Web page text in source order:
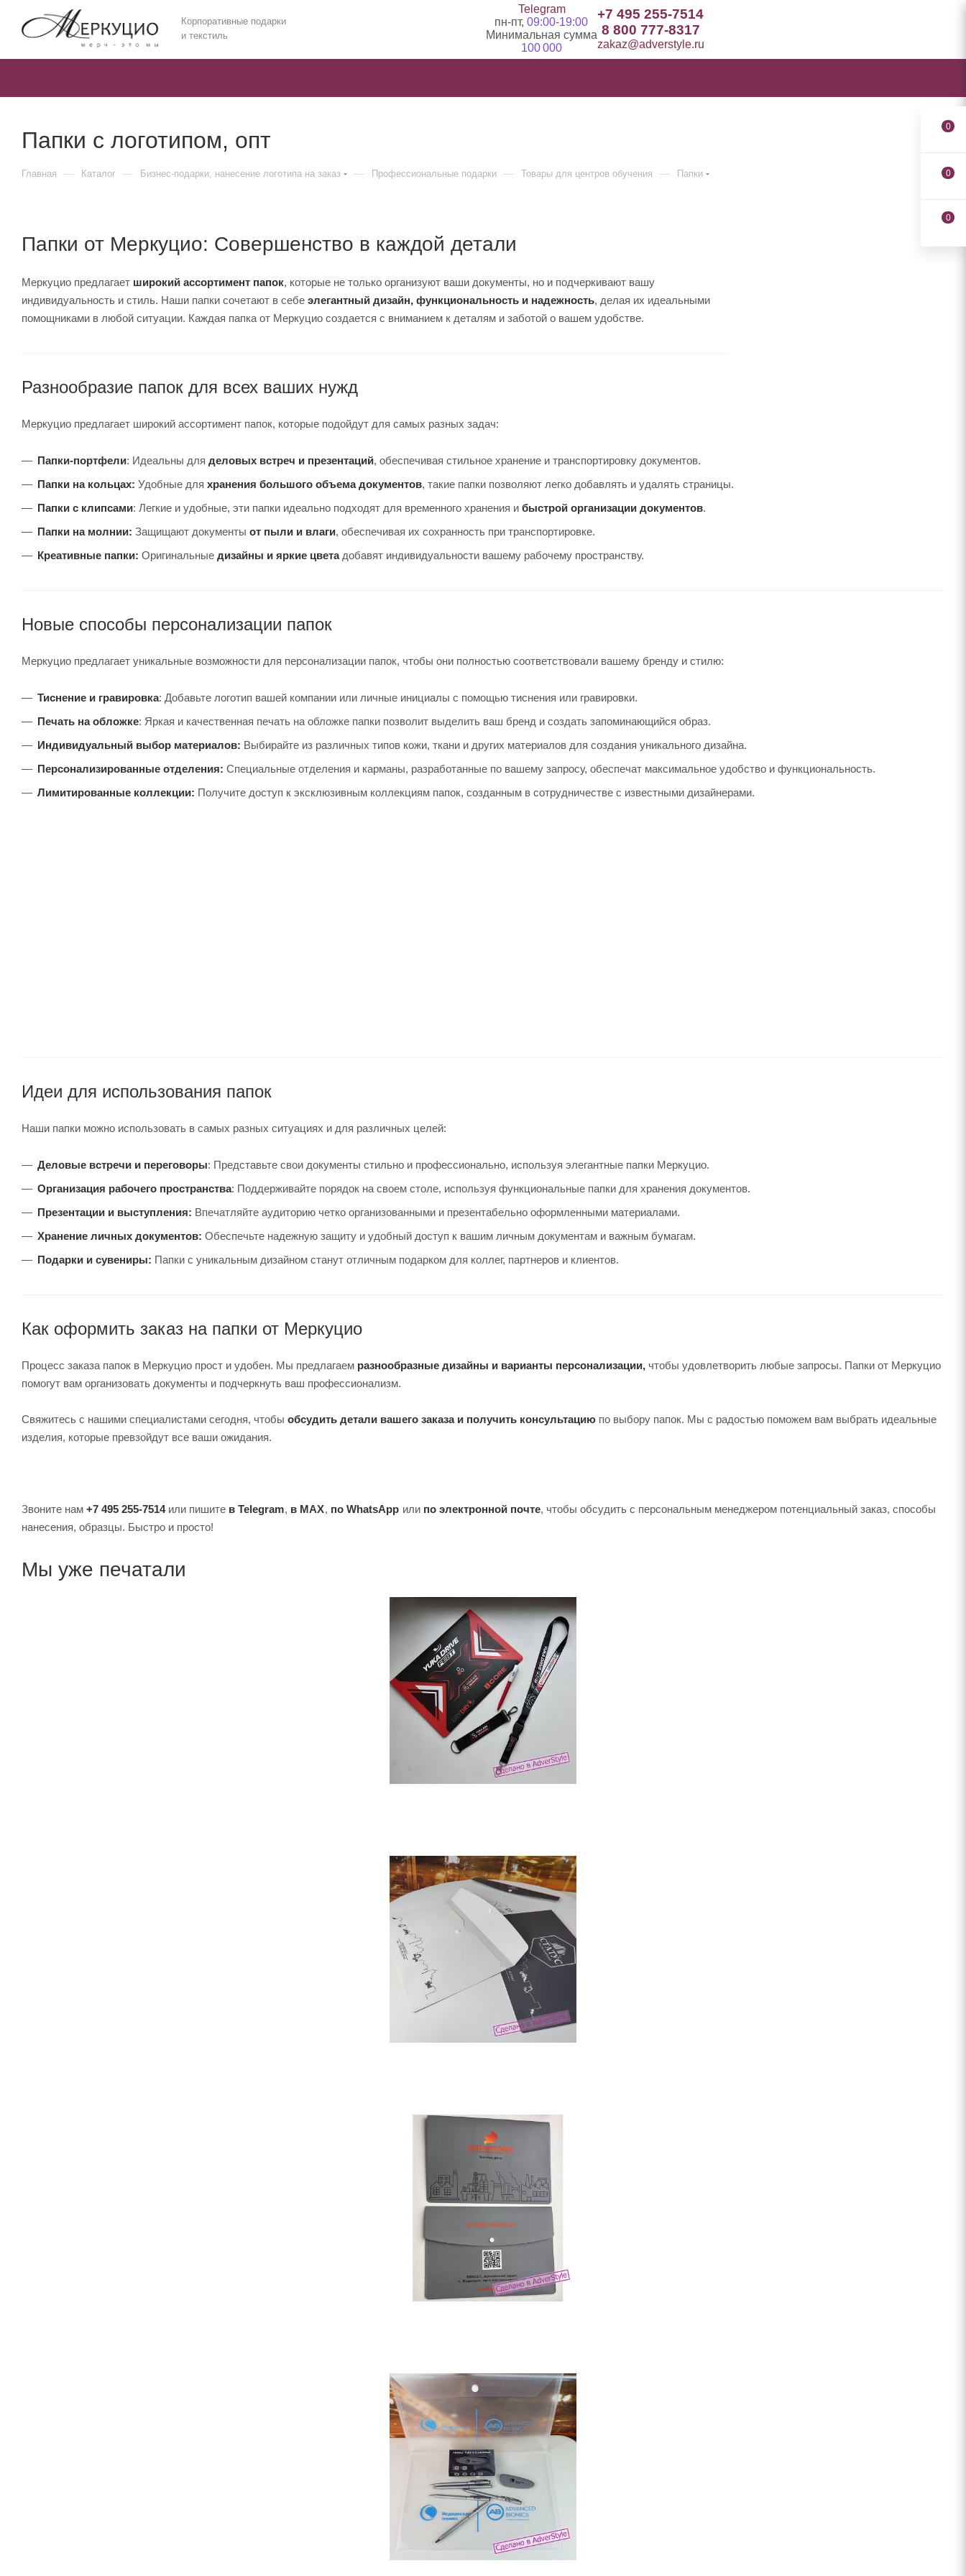
Корпоративные подарки
и текстиль
Telegram
пн-пт, 09:00-19:00
Минимальная сумма
100 000
+7 495 255-7514
8 800 777-8317
zakaz@adverstyle.ru
Папки с логотипом, опт
Главная — Каталог — Бизнес-подарки, нанесение логотипа на заказ — Профессиональные подарки — Товары для центров обучения — Папки
Папки от Меркуцио: Совершенство в каждой детали
Меркуцио предлагает широкий ассортимент папок, которые не только организуют ваши документы, но и подчеркивают вашу
индивидуальность и стиль. Наши папки сочетают в себе элегантный дизайн, функциональность и надежность, делая их идеальными
помощниками в любой ситуации. Каждая папка от Меркуцио создается с вниманием к деталям и заботой о вашем удобстве.
Разнообразие папок для всех ваших нужд
Меркуцио предлагает широкий ассортимент папок, которые подойдут для самых разных задач:
Папки-портфели: Идеальны для деловых встреч и презентаций, обеспечивая стильное хранение и транспортировку документов.
Папки на кольцах: Удобные для хранения большого объема документов, такие папки позволяют легко добавлять и удалять страницы.
Папки с клипсами: Легкие и удобные, эти папки идеально подходят для временного хранения и быстрой организации документов.
Папки на молнии: Защищают документы от пыли и влаги, обеспечивая их сохранность при транспортировке.
Креативные папки: Оригинальные дизайны и яркие цвета добавят индивидуальности вашему рабочему пространству.
Новые способы персонализации папок
Меркуцио предлагает уникальные возможности для персонализации папок, чтобы они полностью соответствовали вашему бренду и стилю:
Тиснение и гравировка: Добавьте логотип вашей компании или личные инициалы с помощью тиснения или гравировки.
Печать на обложке: Яркая и качественная печать на обложке папки позволит выделить ваш бренд и создать запоминающийся образ.
Индивидуальный выбор материалов: Выбирайте из различных типов кожи, ткани и других материалов для создания уникального дизайна.
Персонализированные отделения: Специальные отделения и карманы, разработанные по вашему запросу, обеспечат максимальное удобство и функциональность.
Лимитированные коллекции: Получите доступ к эксклюзивным коллекциям папок, созданным в сотрудничестве с известными дизайнерами.
Идеи для использования папок
Наши папки можно использовать в самых разных ситуациях и для различных целей:
Деловые встречи и переговоры: Представьте свои документы стильно и профессионально, используя элегантные папки Меркуцио.
Организация рабочего пространства: Поддерживайте порядок на своем столе, используя функциональные папки для хранения документов.
Презентации и выступления: Впечатляйте аудиторию четко организованными и презентабельно оформленными материалами.
Хранение личных документов: Обеспечьте надежную защиту и удобный доступ к вашим личным документам и важным бумагам.
Подарки и сувениры: Папки с уникальным дизайном станут отличным подарком для коллег, партнеров и клиентов.
Как оформить заказ на папки от Меркуцио
Процесс заказа папок в Меркуцио прост и удобен. Мы предлагаем разнообразные дизайны и варианты персонализации, чтобы удовлетворить любые запросы. Папки от Меркуцио
помогут вам организовать документы и подчеркнуть ваш профессионализм.
Свяжитесь с нашими специалистами сегодня, чтобы обсудить детали вашего заказа и получить консультацию по выбору папок. Мы с радостью поможем вам выбрать идеальные
изделия, которые превзойдут все ваши ожидания.
Звоните нам +7 495 255-7514или пишите в Telegram, в MAX, по WhatsApp или по электронной почте, чтобы обсудить с персональным менеджером потенциальный заказ, способы
нанесения, образцы. Быстро и просто!
Мы уже печатали
0
0
0